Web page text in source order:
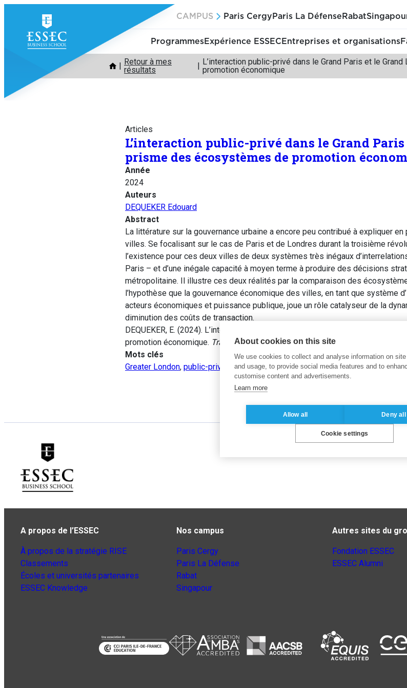
contenu
CAMPUS Paris Cergy Paris La Défense Rabat
ProgrammesExpérience ESSEC Entreprises et organisations
Retour à mes
résultats
L’interaction public-privé dans le Grand Paris et le
promotion économique
Articles
L’interaction public-privé dans le Grand
prisme des écosystèmes de promotion
Année
2024
Auteurs
DEQUEKER Edouard
Abstract
La littérature sur la gouvernance urbaine a encore peu contribué à expliquer
villes. Se focalisant sur le cas de Paris et de Londres durant la troisième
l’existence pour ces deux villes de deux systèmes très inégaux
Paris – et d’une inégale capacité à moyen terme à produire des décisions
métropolitaine. Il illustre ces deux réalités par la comparaison des
l’hypothèse que la gouvernance économique des villes, en tant que système
acteurs économiques et puissance publique, joue un rôle catalyseur de la
diminution des coûts de transaction.
DEQUEKER, E. (2024). L’interaction public-privé dans le Grand Paris et le
promotion économique. Transversalités, 1(168), pp. 33-53.
Mots clés
Greater London, public-private interactions ,economic governance,Greater
A propos de l’ESSEC
À propos de la stratégie RISE
Classements
Écoles et universités partenaires
ESSEC Knowledge
Nos campus
Paris Cergy
Paris La Défense
Rabat
Singapour
Autres sites du
Fondation ESSEC
ESSEC Alumni
About cookies on this site
We use cookies to collect and analyse information on
and usage, to provide social media features and to
customise content and advertisements.
Learn more
Allow all Deny all
Cookie settings